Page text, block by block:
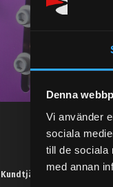
Denna
Vi använder
sociala
till de sociala
med annan
Kundtjänst telefon: